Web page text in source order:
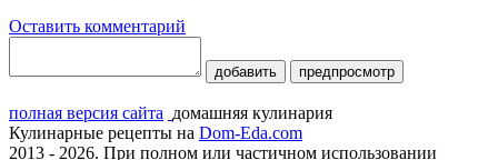
Оставить комментарий
добавить предпросмотр
полная версия сайта домашняя кулинария
Кулинарные рецепты на Dom-Eda.com
2013 - 2026. При полном или частичном использовании